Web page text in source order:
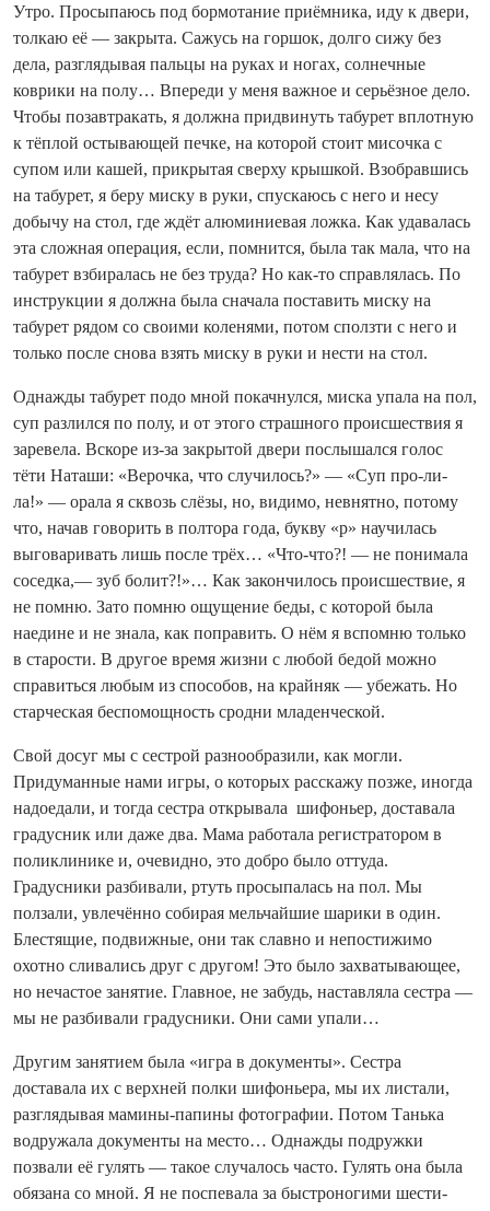
Утро. Просыпаюсь под бормотание приёмника, иду к двери,
толкаю её — закрыта. Сажусь на горшок, долго сижу без
дела, разглядывая пальцы на руках и ногах, солнечные
коврики на полу… Впереди у меня важное и серьёзное дело.
Чтобы позавтракать, я должна придвинуть табурет вплотную
к тёплой остывающей печке, на которой стоит мисочка с
супом или кашей, прикрытая сверху крышкой. Взобравшись
на табурет, я беру миску в руки, спускаюсь с него и несу
добычу на стол, где ждёт алюминиевая ложка. Как удавалась
эта сложная операция, если, помнится, была так мала, что на
табурет взбиралась не без труда? Но как-то справлялась. По
инструкции я должна была сначала поставить миску на
табурет рядом со своими коленями, потом сползти с него и
только после снова взять миску в руки и нести на стол.
Однажды табурет подо мной покачнулся, миска упала на пол,
суп разлился по полу, и от этого страшного происшествия я
заревела. Вскоре из-за закрытой двери послышался голос
тёти Наташи: «Верочка, что случилось?» — «Суп про-ли-
ла!» — орала я сквозь слёзы, но, видимо, невнятно, потому
что, начав говорить в полтора года, букву «р» научилась
выговаривать лишь после трёх… «Что-что?! — не понимала
соседка,— зуб болит?!»… Как закончилось происшествие, я
не помню. Зато помню ощущение беды, с которой была
наедине и не знала, как поправить. О нём я вспомню только
в старости. В другое время жизни с любой бедой можно
справиться любым из способов, на крайняк — убежать. Но
старческая беспомощность сродни младенческой.
Свой досуг мы с сестрой разнообразили, как могли.
Придуманные нами игры, о которых расскажу позже, иногда
надоедали, и тогда сестра открывала шифоньер, доставала
градусник или даже два. Мама работала регистратором в
поликлинике и, очевидно, это добро было оттуда.
Градусники разбивали, ртуть просыпалась на пол. Мы
ползали, увлечённо собирая мельчайшие шарики в один.
Блестящие, подвижные, они так славно и непостижимо
охотно сливались друг с другом! Это было захватывающее,
но нечастое занятие. Главное, не забудь, наставляла сестра —
мы не разбивали градусники. Они сами упали…
Другим занятием была «игра в документы». Сестра
доставала их с верхней полки шифоньера, мы их листали,
разглядывая мамины-папины фотографии. Потом Танька
водружала документы на место… Однажды подружки
позвали её гулять — такое случалось часто. Гулять она была
обязана со мной. Я не поспевала за быстроногими шести-